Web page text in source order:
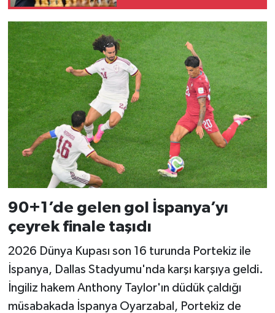
90+1’de gelen gol İspanya’yı
çeyrek finale taşıdı
2026 Dünya Kupası son 16 turunda Portekiz ile
İspanya, Dallas Stadyumu'nda karşı karşıya geldi.
İngiliz hakem Anthony Taylor'ın düdük çaldığı
müsabakada İspanya Oyarzabal, Portekiz de